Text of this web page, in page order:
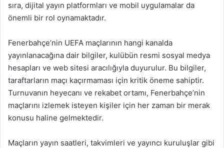
sıra, dijital yayın platformları ve mobil uygulamalar da
önemli bir rol oynamaktadır.
Fenerbahçe’nin UEFA maçlarının hangi kanalda
yayınlanacağına dair bilgiler, kulübün resmi sosyal medya
hesapları ve web sitesi aracılığıyla duyurulur. Bu bilgiler,
taraftarların maçı kaçırmaması için kritik öneme sahiptir.
Turnuvanın heyecanı ve rekabet ortamı, Fenerbahçe’nin
maçlarını izlemek isteyen kişiler için her zaman bir merak
konusu haline gelmektedir.
Maçların yayın saatleri, takvimleri ve yayıncı kuruluşlar gibi